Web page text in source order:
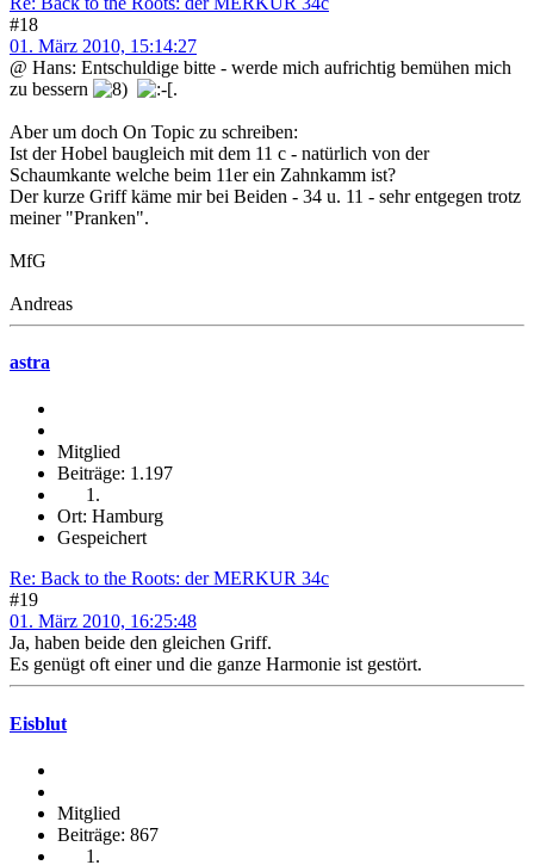
#18
01. März 2010, 15:14:27
@ Hans: Entschuldige bitte - werde mich aufrichtig bemühen mich
zu bessern
.
Aber um doch On Topic zu schreiben:
Ist der Hobel baugleich mit dem 11 c - natürlich von der
Schaumkante welche beim 11er ein Zahnkamm ist?
Der kurze Griff käme mir bei Beiden - 34 u. 11 - sehr entgegen trotz
meiner "Pranken".
MfG
Andreas
astra
Mitglied
Beiträge: 1.197
Ort: Hamburg
Gespeichert
Re: Back to the Roots: der MERKUR 34c
#19
01. März 2010, 16:25:48
Ja, haben beide den gleichen Griff.
Es genügt oft einer und die ganze Harmonie ist gestört.
Eisblut
Mitglied
Beiträge: 867